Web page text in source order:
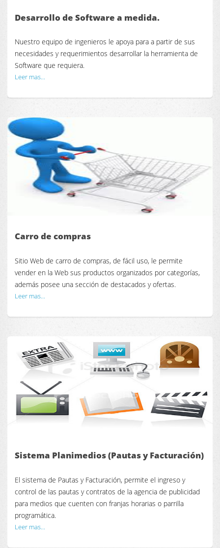
Desarrollo de Software a medida.
Nuestro equipo de ingenieros le apoya para a partir de sus
necesidades y requerimientos desarrollar la herramienta de
Software que requiera.
Leer mas...
Carro de compras
Sitio Web de carro de compras, de fácil uso, le permite
vender en la Web sus productos organizados por categorías,
además posee una sección de destacados y ofertas.
Leer mas...
Sistema Planimedios (Pautas y Facturación)
El sistema de Pautas y Facturación, permite el ingreso y
control de las pautas y contratos de la agencia de publicidad
para medios que cuenten con franjas horarias o parrilla
programática.
Leer mas...